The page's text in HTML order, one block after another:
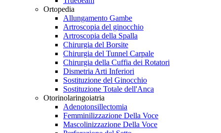
Ortopedia
Allungamento Gambe
Artroscopia del ginocchio
Artroscopia della Spalla
Chirurgia del Borsite
Chirurgia del Tunnel Carpale
Chirurgia della Cuffia dei Rotatori
Dismetria Arti Inferiori
Sostituzione del Ginocchio
Sostituzione Totale dell'Anca
Otorinolaringoiatria
Adenotonsillectomia
Femminilizzazione Della Voce
Mascolinizzazione Della Voce